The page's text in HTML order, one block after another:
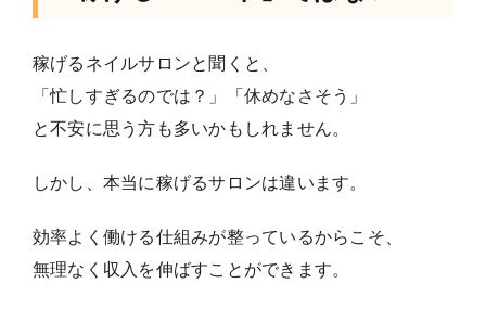
稼げるネイルサロンと聞くと、
「忙しすぎるのでは？」「休めなさそう」
と不安に思う方も多いかもしれません。
しかし、本当に稼げるサロンは違います。
効率よく働ける仕組みが整っているからこそ、
無理なく収入を伸ばすことができます。